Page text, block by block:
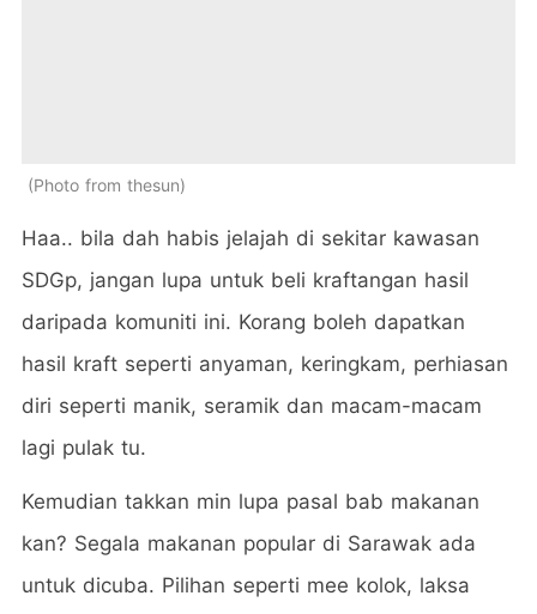
Photo from thesun
Haa.. bila dah habis jelajah di sekitar kawasan
SDGp, jangan lupa untuk beli kraftangan hasil
daripada komuniti ini. Korang boleh dapatkan
hasil kraft seperti anyaman, keringkam, perhiasan
diri seperti manik, seramik dan macam-macam
lagi pulak tu.
Kemudian takkan min lupa pasal bab makanan
kan? Segala makanan popular di Sarawak ada
untuk dicuba. Pilihan seperti mee kolok, laksa